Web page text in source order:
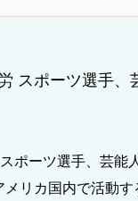
スポーツ選手、
ポーツ選手、芸能
メリカ国内で活動